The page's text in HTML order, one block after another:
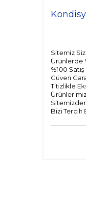
Sitemiz
Ürünlerde
%100 Satış
Güven
Titizlikle
Bizi Tercih